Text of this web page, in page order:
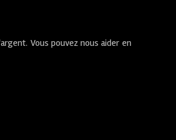
Vous pouvez nous aider en